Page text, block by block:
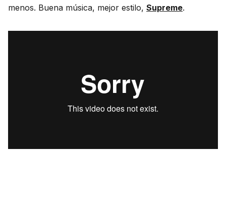
menos. Buena música, mejor estilo, Supreme.